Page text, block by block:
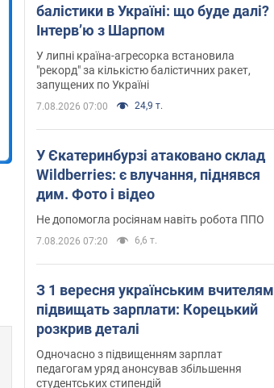
балістики в Україні: що буде далі?
Інтерв’ю з Шарпом
У липні країна-агресорка встановила
"рекорд" за кількістю балістичних ракет,
запущених по Україні
7.08.2026 07:00 24,9 т.
У Єкатеринбурзі атаковано склад
Wildberries: є влучання, піднявся
дим. Фото і відео
Не допомогла росіянам навіть робота ППО
7.08.2026 07:20 6,6 т.
З 1 вересня українським вчителям
підвищать зарплати: Корецький
розкрив деталі
Одночасно з підвищенням зарплат
педагогам уряд анонсував збільшення
студентських стипендій